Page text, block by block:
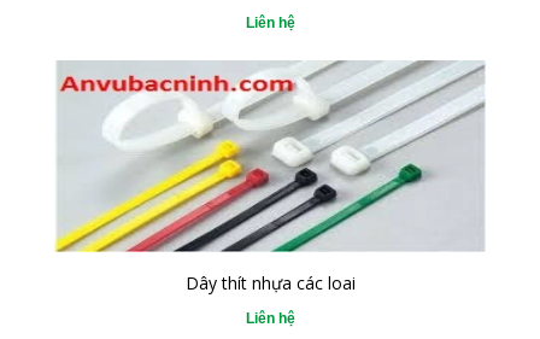
Liên hệ
Dây thít nhựa các loai
Liên hệ